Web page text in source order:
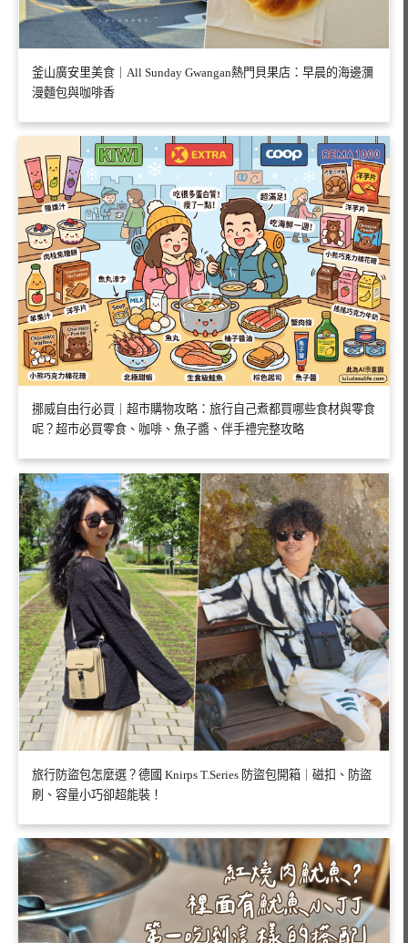
釜山廣安里美食｜All Sunday Gwangan熱門貝果店：早晨的海邊瀰
漫麵包與咖啡香
挪威自由行必買｜超市購物攻略：旅行自己煮都買哪些食材與零食
呢？超市必買零食、咖啡、魚子醬、伴手禮完整攻略
旅行防盜包怎麼選？德國 Knirps T.Series 防盜包開箱｜磁扣、防盜
刷、容量小巧卻超能裝！